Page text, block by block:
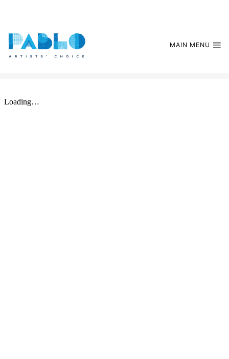
MAIN MENU